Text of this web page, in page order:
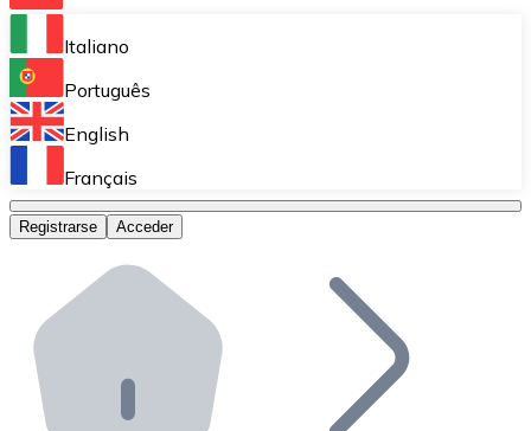
Bitnovo Ramp
Integra nuestra solución en tu plataforma.
Bitnovo Giftcards
Bitnovo OTC
Bitnovo ATM
Integra un ATM Bitnovo en tu negocio y permite que
Bitnovo API
Integra nuestra API en tu ecosistema.
Italiano
Português
English
Français
Registrarse Acceder